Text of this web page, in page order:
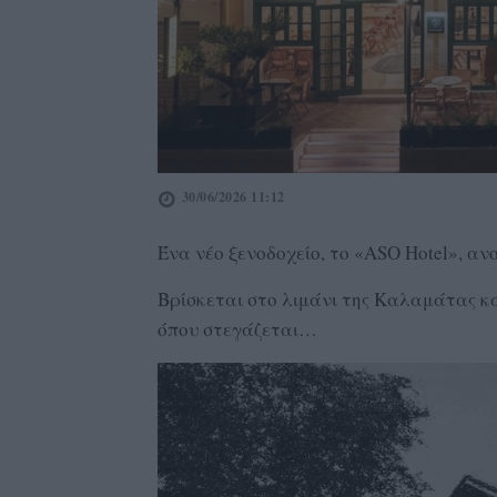
30/06/2026 11:12
Ένα νέο ξενοδοχείο, το «ASO Hotel»,
Βρίσκεται στο λιμάνι της Καλαμάτας
όπου στεγάζεται…